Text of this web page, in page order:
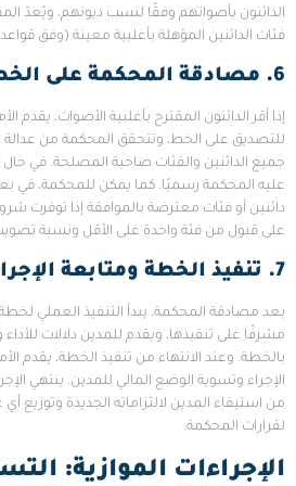
الدائنون بأصواتهم وفقًا لنسب ديونهم، ويُعدّ
فئات الدائنين المؤهلة بأغلبية معينة (وفق
6. مصادقة المحكمة على الخطة
إذا أقر الدائنون المقترح بأغلبية الأصوات، يقدم
للتصديق على الخط، وتتحقق المحكمة من
جميع الدائنين والفئات صاحبة المصلحة. في
عليه المحكمة رسميًا. كما يمكن للمحكمة، في
دائنين أو فئات معترضة بالموافقة إذا توفرت
على قبول من فئة واحدة على الأقل ونسبة
7. تنفيذ الخطة ومتابعة الإجراء:
بعد مصادقة المحكمة، يبدأ التنفيذ العملي
مشرفًا على تنفيذها، ويقدم للمدين دلالات
بالخطة. وعند الانتهاء من تنفيذ الخطة، يقدم
الإجراء وتسوية الوضع المالي للمدين. ينتهي
من استيفاء المدين لالتزاماته الجديدة وتوزيع
لقرارات المحكمة.
الإجراءات الموازية: